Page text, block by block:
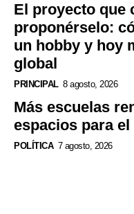
El proyecto que
proponérselo:
un hobby y hoy
global
PRINCIPAL 8 agosto, 2026
Más escuelas
espacios para
POLÍTICA 7 agosto, 2026